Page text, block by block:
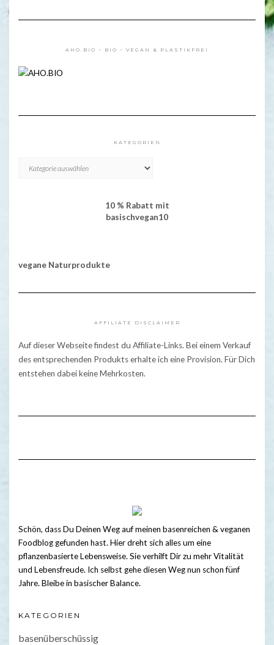
AHO.BIO – BIO – VEGAN & PLASTIKFREI
KATEGORIEN
10 % Rabatt mit
basischvegan10
vegane Naturprodukte
AFFILIATE DISCLAIMER
Auf dieser Webseite findest du Affiliate-Links. Bei einem Verkauf
des entsprechenden Produkts erhalte ich eine Provision. Für Dich
entstehen dabei keine Mehrkosten.
Schön, dass Du Deinen Weg auf meinen basenreichen & veganen
Foodblog gefunden hast. Hier dreht sich alles um eine
pflanzenbasierte Lebensweise. Sie verhilft Dir zu mehr Vitalität
und Lebensfreude. Ich selbst gehe diesen Weg nun schon fünf
Jahre. Bleibe in basischer Balance.
KATEGORIEN
basenüberschüssig